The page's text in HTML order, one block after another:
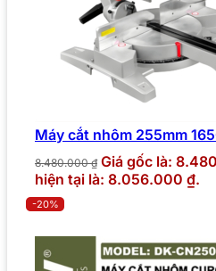
Máy cắt nhôm 255mm
8.480.000₫ Giá gốc là:
hiện tại là: 8.056.000 ₫.
-20%